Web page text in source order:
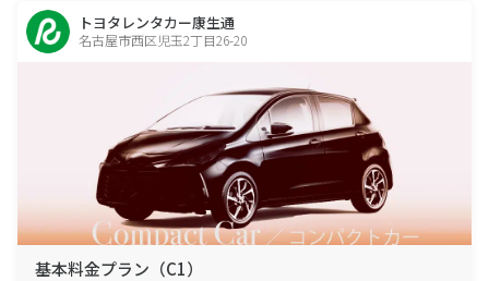
トヨタレンタカー康生通
名古屋市西区児玉2丁目26-20
基本料金プラン（C1）